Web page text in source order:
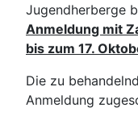
Jugendherberge
Anmeldung mit
bis zum 17.
Die zu
Anmeldung